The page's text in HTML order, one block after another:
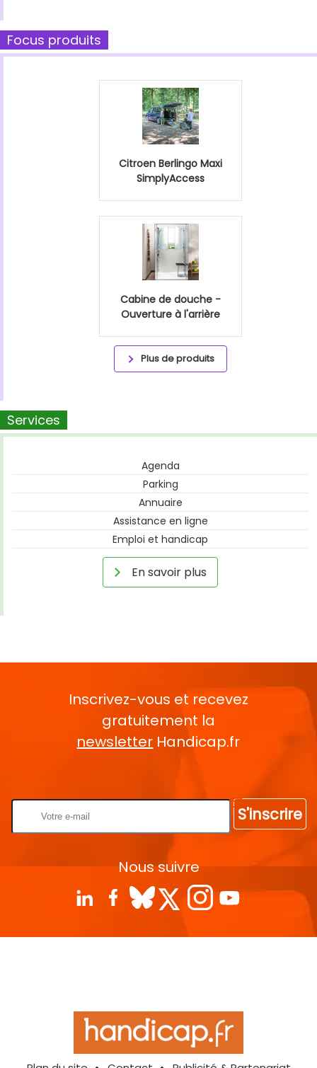
Focus produits
Citroen Berlingo Maxi
SimplyAccess
Cabine de douche -
Ouverture à l'arrière
Plus de produits
Services
Agenda
Parking
Annuaire
Assistance en ligne
Emploi et handicap
En savoir plus
Inscrivez-vous et recevez
gratuitement la
newsletter Handicap.fr
S'inscrire
Nous suivre